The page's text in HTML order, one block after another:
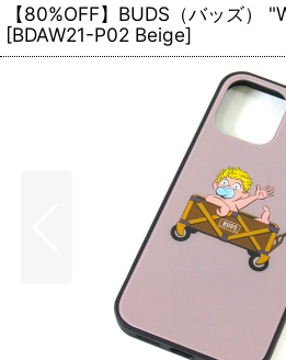
【80%OFF】BUDS（バッズ）
[BDAW21-P02 Beige]